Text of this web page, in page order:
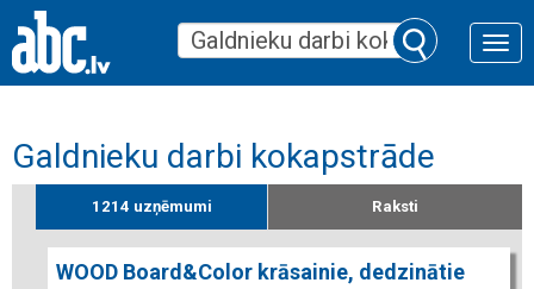
Toggle
Galdnieku darbi kokapstrāde
1214 uzņēmumi Raksti
WOOD Board&Color krāsainie, dedzinātie